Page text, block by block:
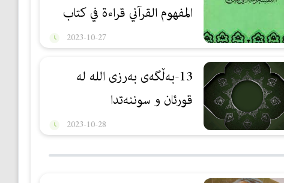
المفهوم القرآني قراءة في كتاب
التفسير الاسلامي للتاريخ
2023-10-27
13-بەڵگەی بەرزی اللە لە
قورئان و سوننەتدا
2023-10-28